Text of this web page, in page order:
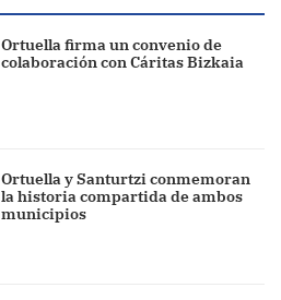
Ortuella firma un convenio de
colaboración con Cáritas Bizkaia
Ortuella y Santurtzi conmemoran
la historia compartida de ambos
municipios